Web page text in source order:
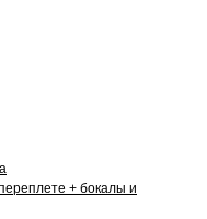
+ бокалы и